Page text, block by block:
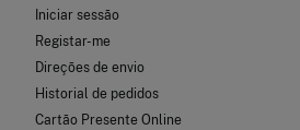
Iniciar sessão
Registar-me
Direções de envio
Historial de pedidos
Cartão Presente Online